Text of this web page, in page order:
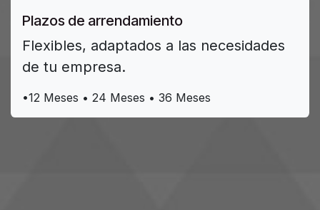
Plazos de arrendamiento
Flexibles, adaptados a las necesidades
de tu empresa.
•12 Meses • 24 Meses • 36 Meses